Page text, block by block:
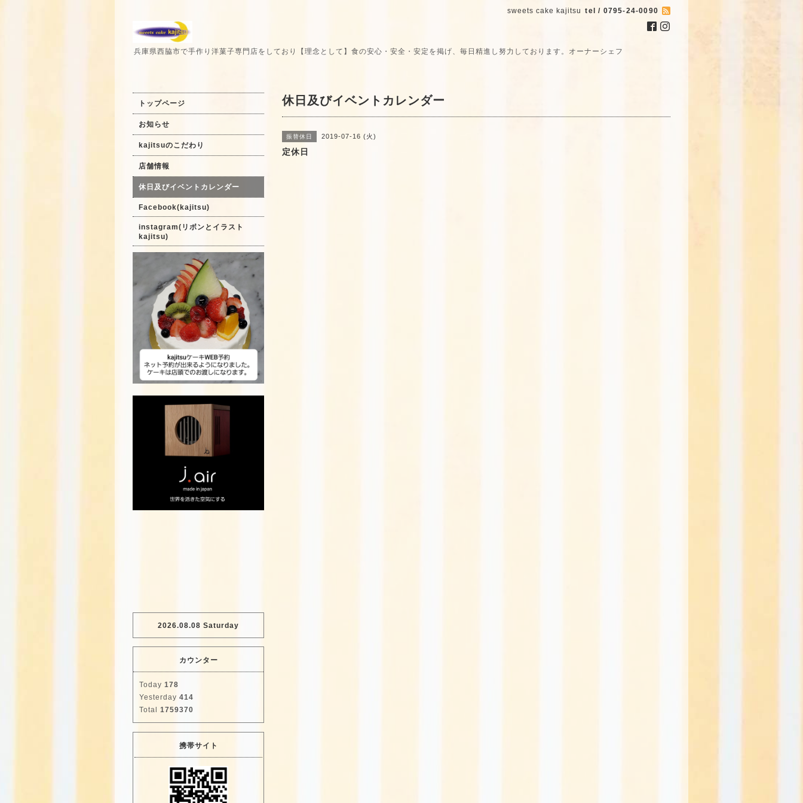
sweets cake kajitsu tel / 0795-24-0090
兵庫県西脇市で手作り洋菓子専門店をしており【理念として】食の安心・安全・安定を掲げ、毎日精進し努力しております。オーナーシェフ
休日及びイベントカレンダー
振替休日 2019-07-16 (火)
定休日
トップページ
お知らせ
kajitsuのこだわり
店舗情報
休日及びイベントカレンダー
Facebook(kajitsu)
instagram(リボンとイラスト
kajitsu)
2026.08.08 Saturday
カウンター
Today 178
Yesterday 414
Total 1759370
携帯サイト